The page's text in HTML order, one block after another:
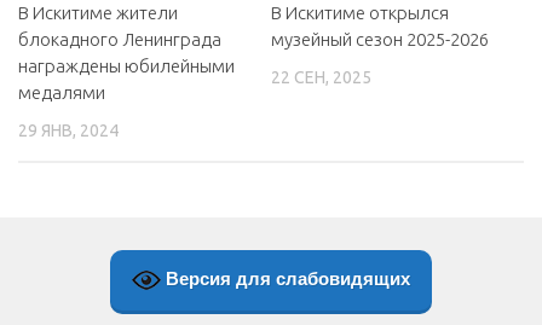
В Искитиме жители
блокадного Ленинграда
награждены юбилейными
медалями
29 ЯНВ, 2024
В Искитиме открылся
музейный сезон 2025-2026
22 СЕН, 2025
Версия для слабовидящих